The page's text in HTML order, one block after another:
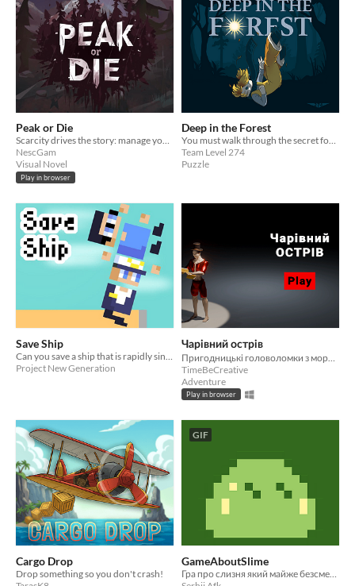
Peak or Die
Scarcity drives the story: manage your resources and pay the moral price.
NescGam
Visual Novel
Play in browser
Deep in the Forest
You must walk through the secret forest and bring light to others. But what is the cost of this action?
Team Level 274
Puzzle
Save Ship
Project New Generation
Чарівний острів
TimeBeCreative
Adventure
Play in browser
Cargo Drop
Drop something so you don't crash!
GIF
GameAboutSlime